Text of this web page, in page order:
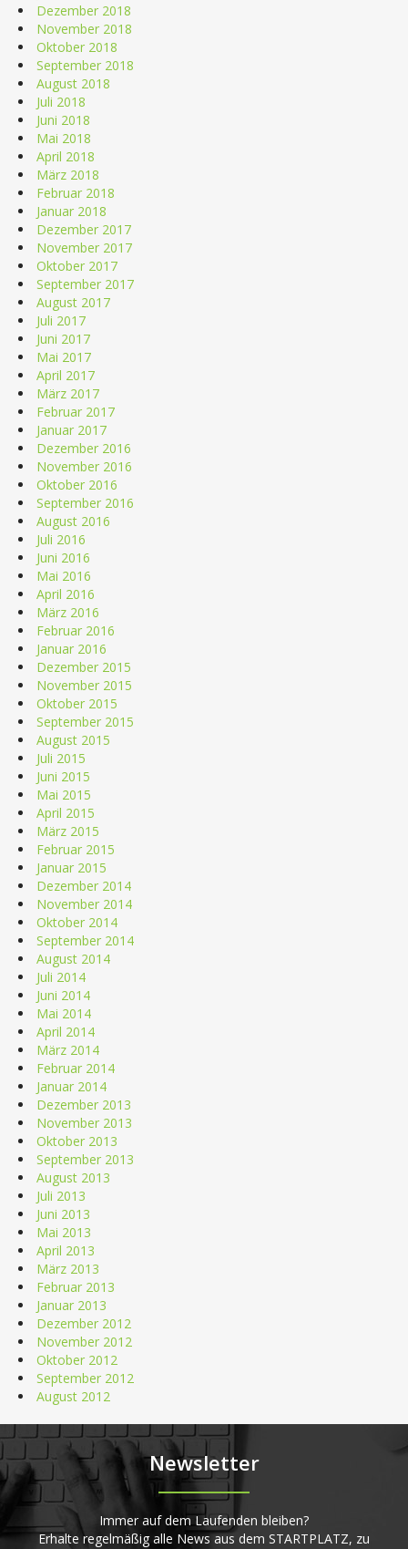
Dezember 2018
November 2018
Oktober 2018
September 2018
August 2018
Juli 2018
Juni 2018
Mai 2018
April 2018
März 2018
Februar 2018
Januar 2018
Dezember 2017
November 2017
Oktober 2017
September 2017
August 2017
Juli 2017
Juni 2017
Mai 2017
April 2017
März 2017
Februar 2017
Januar 2017
Dezember 2016
November 2016
Oktober 2016
September 2016
August 2016
Juli 2016
Juni 2016
Mai 2016
April 2016
März 2016
Februar 2016
Januar 2016
Dezember 2015
November 2015
Oktober 2015
September 2015
August 2015
Juli 2015
Juni 2015
Mai 2015
April 2015
März 2015
Februar 2015
Januar 2015
Dezember 2014
November 2014
Oktober 2014
September 2014
August 2014
Juli 2014
Juni 2014
Mai 2014
April 2014
März 2014
Februar 2014
Januar 2014
Dezember 2013
November 2013
Oktober 2013
September 2013
August 2013
Juli 2013
Juni 2013
Mai 2013
April 2013
März 2013
Februar 2013
Januar 2013
Dezember 2012
November 2012
Oktober 2012
September 2012
August 2012
Newsletter
Immer auf dem Laufenden bleiben?
Erhalte regelmäßig alle News aus dem STARTPLATZ, zu